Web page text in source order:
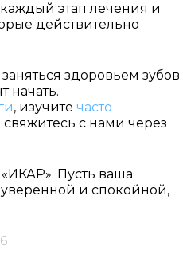
что
этап лечения и
действительно
здоровьем зубов
начать.
, изучите часто
с нами через
Пусть ваша
уверенной и спокойной,